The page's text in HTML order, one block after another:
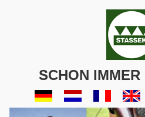
SCHON